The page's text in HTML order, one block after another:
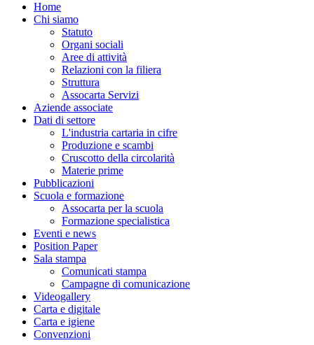
Home
Chi siamo
Statuto
Organi sociali
Aree di attività
Relazioni con la filiera
Struttura
Assocarta Servizi
Aziende associate
Dati di settore
L'industria cartaria in cifre
Produzione e scambi
Cruscotto della circolarità
Materie prime
Pubblicazioni
Scuola e formazione
Assocarta per la scuola
Formazione specialistica
Eventi e news
Position Paper
Sala stampa
Comunicati stampa
Campagne di comunicazione
Videogallery
Carta e digitale
Carta e igiene
Convenzioni